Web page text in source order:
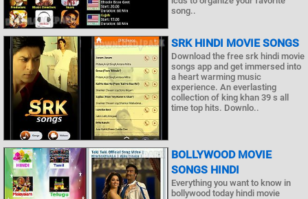
song..
SRK HINDI MOVIE SONGS
Download the free srk hindi movie
songs app and get immersed into
a heart warming music
experience. An everlasting
collection of king khan 39 s all
time top hits. Downlo..
BOLLYWOOD MOVIE
SONGS HINDI
Everything you want to know in
bollywood today hindi movie